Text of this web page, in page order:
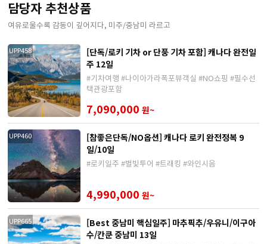
담당자 추천상품
여유로울수록 감동이 깊어지다, 미주/중남미 라르고
UPP458
[단독/로키 기차 or 단풍 기차 포함] 캐나다 완전일
주 12일
#기차여행 #나이아가라폭포뷰객실 #NO쇼핑 #필수선
택관광포함
7,090,000 원~
UPP460
[참좋은단독/NO옵션] 캐나다 로키 완전정복 9
일/10일
#로키일주 #별빛투어 #트래킹 #와인시음
4,990,000 원~
UPP665
[Best 중남미 핵심일주] 마추픽추/우유니/이구아
수/칸쿤 중남미 13일